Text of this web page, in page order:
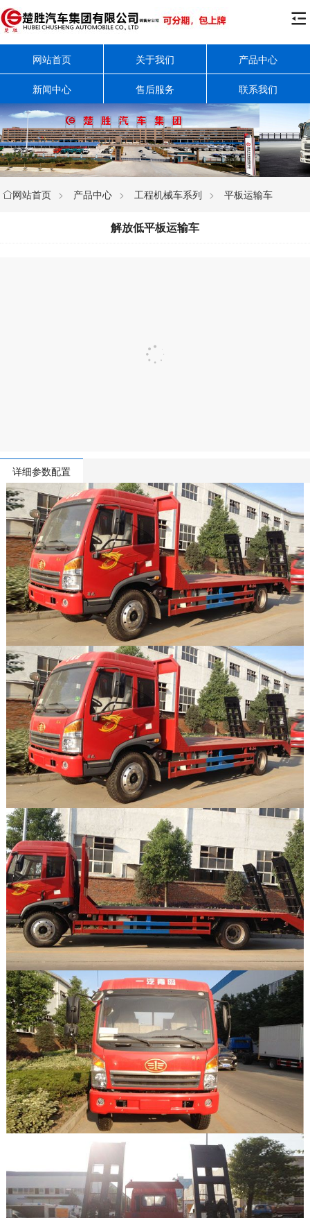

网站首页 关于我们 产品中心
新闻中心 售后服务 联系我们
网站首页 > 产品中心 > 工程机械车系列 > 平板运输车
解放低平板运输车
详细参数配置